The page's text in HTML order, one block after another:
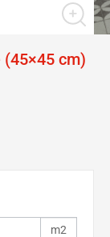
cm)
m2